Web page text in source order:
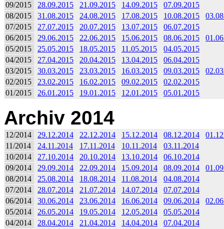
09/2015
28.09.2015 21.09.2015 14.09.2015
07.09.2015
08/2015
31.08.2015 24.08.2015 17.08.2015 10.08.2015
07/2015
27.07.2015 20.07.2015 13.07.2015
06.07.2015
06/2015
29.06.2015 22.06.2015 15.06.2015 08.06.2015
05/2015
25.05.2015 18.05.2015 11.05.2015
04.05.2015
04/2015
27.04.2015 20.04.2015 13.04.2015
06.04.2015
03/2015
30.03.2015 23.03.2015 16.03.2015 09.03.2015
02/2015
23.02.2015 16.02.2015 09.02.2015
02.02.2015
01/2015
26.01.2015 19.01.2015 12.01.2015 05.01.2015
Archiv 2014
12/2014 29.12.2014 22.12.2014 15.12.2014 08.12.2014
11/2014
24.11.2014 17.11.2014 10.11.2014
03.11.2014
10/2014
27.10.2014 20.10.2014 13.10.2014
06.10.2014
09/2014
29.09.2014 22.09.2014 15.09.2014 08.09.2014
08/2014
25.08.2014 18.08.2014 11.08.2014
04.08.2014
07/2014
28.07.2014 21.07.2014 14.07.2014
07.07.2014
06/2014
30.06.2014 23.06.2014 16.06.2014 09.06.2014
05/2014
26.05.2014 19.05.2014 12.05.2014
05.05.2014
04/2014
28.04.2014 21.04.2014 14.04.2014
07.04.2014